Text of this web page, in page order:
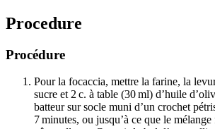
Procedure
Procédure
Pour la focaccia, mettre la farine, la
sucre et 2 c. à table (30 ml) d’huile
batteur sur socle muni d’un crochet
7 minutes, ou jusqu’à ce que le